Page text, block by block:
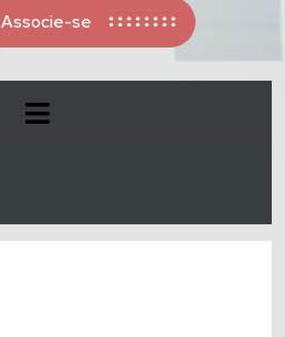
Associe-se